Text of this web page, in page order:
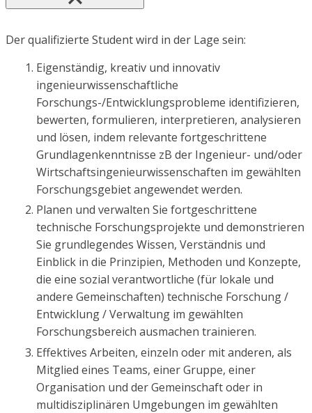
Der qualifizierte Student wird in der Lage sein:
Eigenständig, kreativ und innovativ
ingenieurwissenschaftliche
Forschungs-/Entwicklungsprobleme identifizieren,
bewerten, formulieren, interpretieren, analysieren
und lösen, indem relevante fortgeschrittene
Grundlagenkenntnisse zB der Ingenieur- und/oder
Wirtschaftsingenieurwissenschaften im gewählten
Forschungsgebiet angewendet werden.
Planen und verwalten Sie fortgeschrittene
technische Forschungsprojekte und demonstrieren
Sie grundlegendes Wissen, Verständnis und
Einblick in die Prinzipien, Methoden und Konzepte,
die eine sozial verantwortliche (für lokale und
andere Gemeinschaften) technische Forschung /
Entwicklung / Verwaltung im gewählten
Forschungsbereich ausmachen trainieren.
Effektives Arbeiten, einzeln oder mit anderen, als
Mitglied eines Teams, einer Gruppe, einer
Organisation und der Gemeinschaft oder in
multidisziplinären Umgebungen im gewählten